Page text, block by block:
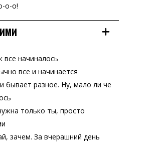
о-о!
все начиналось
все и начинается
бывает разное. Ну, мало ли че
только ты, просто
зачем. За вчерашний день